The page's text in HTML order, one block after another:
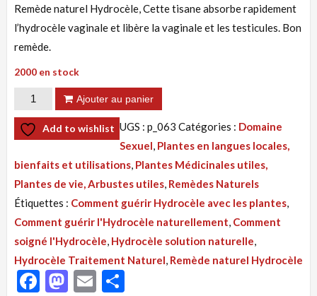
5
sur
notation
client
Remède naturel Hydrocèle, Cette tisane absorbe rapidement
l’hydrocèle vaginale et libère la vaginale et les testicules. Bon
remède.
2000 en stock
quantité
de
Tisane 063
Hydrocèle
Vaginale,
Solution
Naturelle
par
les
Plantes
Ajouter au panier
Add to wishlist UGS : p_063 Catégories : Domaine
Sexuel, Plantes en langues locales,
bienfaits et utilisations, Plantes Médicinales utiles,
Plantes de vie, Arbustes utiles, Remèdes Naturels
Étiquettes : Comment guérir Hydrocèle avec les plantes,
Comment guérir l'Hydrocèle naturellement, Comment
soigné l'Hydrocèle, Hydrocèle solution naturelle,
Hydrocèle Traitement Naturel, Remède naturel Hydrocèle
Facebook
Mastodon
Email